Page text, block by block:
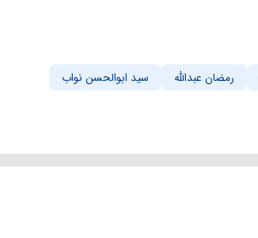
رمضان عبدالله سید ابوالحسن نواب